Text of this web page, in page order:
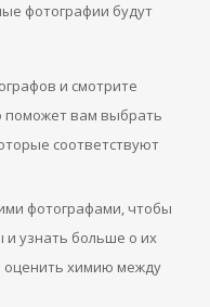
фотографии будут
и смотрите
поможет вам выбрать
соответствуют
фотографами, чтобы
и узнать больше о их
оценить химию между